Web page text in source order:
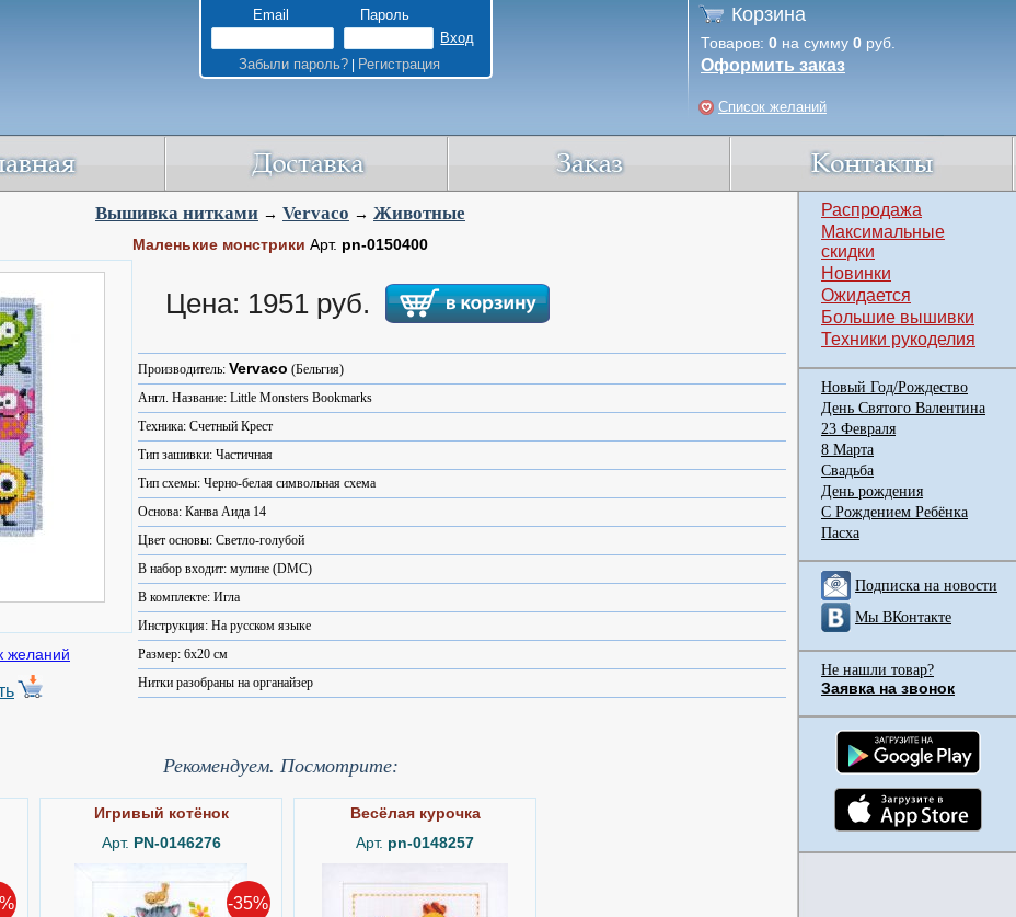
Email Пароль
Забыли пароль?| Регистрация
Корзина
Товаров: 0 на сумму 0 руб.
Оформить заказ
Список желаний
Вышивка нитками → Vervaco → Животные
Маленькие монстрики Арт. pn-0150400
Цена: 1951 руб.
Производитель: Vervaco (Бельгия)
Англ. Название: Little Monsters Bookmarks
Техника: Счетный Крест
Тип зашивки: Частичная
Тип схемы: Черно-белая символьная схема
Основа: Канва Аида 14
Цвет основы: Светло-голубой
В набор входит: мулине (DMC)
В комплекте: Игла
Инструкция: На русском языке
Размер: 6x20 см
Нитки разобраны на органайзер
Рекомендуем. Посмотрите:
Игривый котёнок
Арт. PN-0146276
-35%
Весёлая курочка
Арт. pn-0148257
Распродажа
Максимальные
скидки
Новинки
Ожидается
Большие вышивки
Техники рукоделия
Новый Год/Рождество
День Святого Валентина
23 Февраля
8 Марта
Свадьба
День рождения
С Рождением Ребёнка
Пасха
Подписка на новости
Мы ВКонтакте
Не нашли товар?
Заявка на звонок